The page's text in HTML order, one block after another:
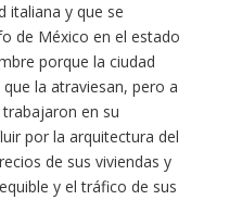
italiana y que se
de México en el estado
porque la ciudad
la atraviesan, pero a
en su
por la arquitectura del
de sus viviendas y
y el tráfico de sus